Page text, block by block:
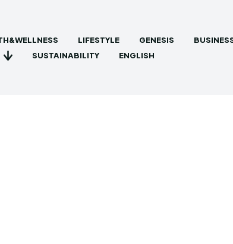
LIFESTYLE GENESIS
SUSTAINABILITY ENGLISH